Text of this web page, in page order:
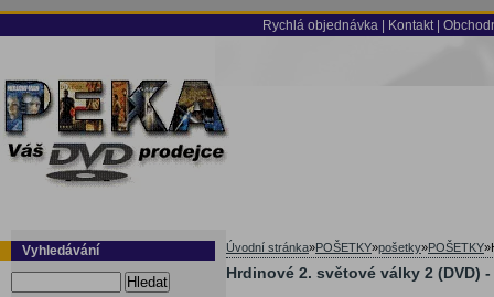
Rychlá objednávka Kontakt
Vyhledávání
Hledat
Úvodní stránka»POŠETKY»pošetky»POŠETKY»
Hrdinové 2. světové války 2 (DVD)